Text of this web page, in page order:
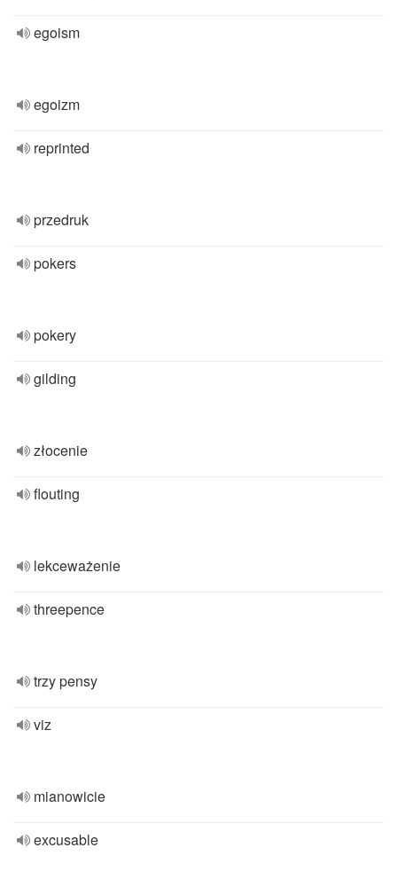
egoism
egoizm
reprinted
przedruk
pokers
pokery
gilding
złocenie
flouting
lekceważenie
threepence
trzy pensy
viz
mianowicie
excusable